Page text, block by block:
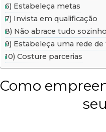
6) Estabeleça metas
7) Invista em qualificação
8) Não abrace tudo sozinho
9) Estabeleça uma rede
10) Costure parcerias
Como